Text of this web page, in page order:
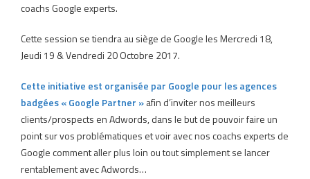
coachs Google experts.
Cette session se tiendra au siège de Google les Mercredi 18,
Jeudi 19 & Vendredi 20 Octobre 2017.
Cette initiative est organisée par Google pour les agences
badgées « Google Partner »afin d’inviter nos meilleurs
clients/prospects en Adwords, dans le but de pouvoir faire un
point sur vos problématiques et voir avec nos coachs experts de
Google comment aller plus loin ou tout simplement se lancer
rentablement avec Adwords…